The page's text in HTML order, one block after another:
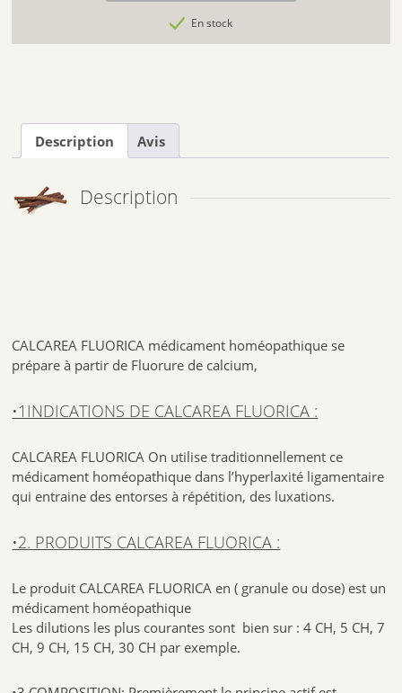
En stock
Description Avis
Description
CALCAREA FLUORICA médicament homéopathique se
prépare à partir de Fluorure de calcium,
•1INDICATIONS DE CALCAREA FLUORICA :
CALCAREA FLUORICA On utilise traditionnellement ce
médicament homéopathique dans l’hyperlaxité ligamentaire
qui entraine des entorses à répétition, des luxations.
•2. PRODUITS CALCAREA FLUORICA :
Le produit CALCAREA FLUORICA en ( granule ou dose) est un
médicament homéopathique
Les dilutions les plus courantes sont bien sur : 4 CH, 5 CH, 7
CH, 9 CH, 15 CH, 30 CH par exemple.